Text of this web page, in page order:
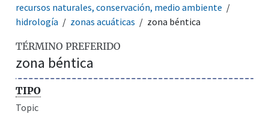
recursos naturales, conservación, medio ambiente
hidrología
zonas acuáticas zona béntica
TÉRMINO PREFERIDO
zona béntica
TIPO
Topic